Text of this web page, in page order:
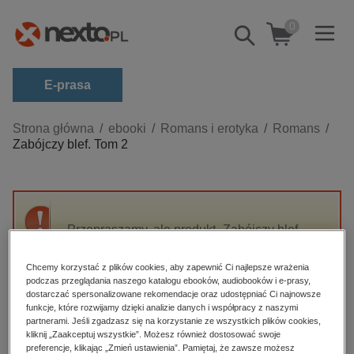
Pokaż/schowaj
wyszukiwarkę
0
E-prasa
Kategorie
Zobacz wszystkie E-prasa
budownictwo, aranżacja wnętrz
darmowe wydania
edukacja
hobby, sport, rozrywka
komputery, internet, technologie, informatyka
Strona główna ebooki Romans i erotyka
Romans
Zabójczy blef. Tom 2
Przepraszamy, ale produkt „Zabójczy blef.
High-contrast mode
Polecane
Chcemy korzystać z plików cookies, aby zapewnić Ci najlepsze wrażenia
podczas przeglądania naszego katalogu ebooków, audiobooków i e-prasy,
dostarczać spersonalizowane rekomendacje oraz udostępniać Ci najnowsze
funkcje, które rozwijamy dzięki analizie danych i współpracy z naszymi
partnerami. Jeśli zgadzasz się na korzystanie ze wszystkich plików cookies,
kliknij „Zaakceptuj wszystkie”. Możesz również dostosować swoje
preferencje, klikając „Zmień ustawienia”. Pamiętaj, że zawsze możesz